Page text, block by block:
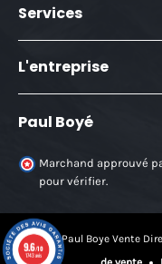
Services
L'entreprise
Paul Boyé
Marchand approuvé
pour vérifier.
© 2026 - Paul Boye Vente
9.6/10
1743 avis